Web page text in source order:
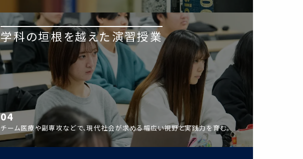
学科の垣根を越えた演習授業
04
チーム医療や副専攻などで、現代社会が求める幅広い視野と実践力を育む。